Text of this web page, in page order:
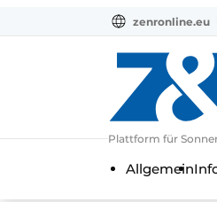
zenronline.eu
Plattform für
Allgemein